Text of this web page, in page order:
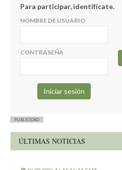
Para participar, identifícate.
NOMBRE DE USUARIO
CONTRASEÑA
PUBLICIDAD
ÚLTIMAS NOTICIAS